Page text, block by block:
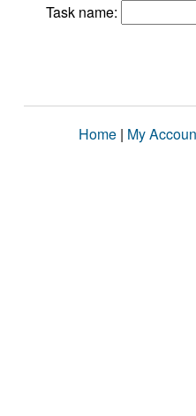
Task name:
Home | My